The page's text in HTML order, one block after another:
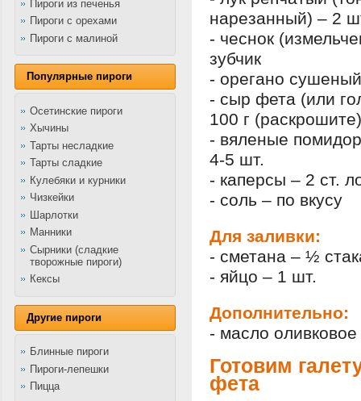
Пироги из печенья
Пироги с орехами
Пироги с малиной
Популярные пироги
Осетинские пироги
Хычины
Тарты несладкие
Тарты сладкие
Кулебяки и курники
Чизкейки
Шарлотки
Манники
Сырники (сладкие
творожные пироги)
Кексы
Другие пироги
Блинные пироги
Пироги-лепешки
Пицца
нарезанный) – 2
- чеснок
зубчик
- орегано
- сыр фета (или
100 г (раскрошите)
- вяленые
4-5 шт.
- каперсы – 2 ст.
- соль – по вкусу
Для заливки:
- сметана – ½
- яйцо – 1 шт.
Дополнительно:
- масло
Готовим
фета